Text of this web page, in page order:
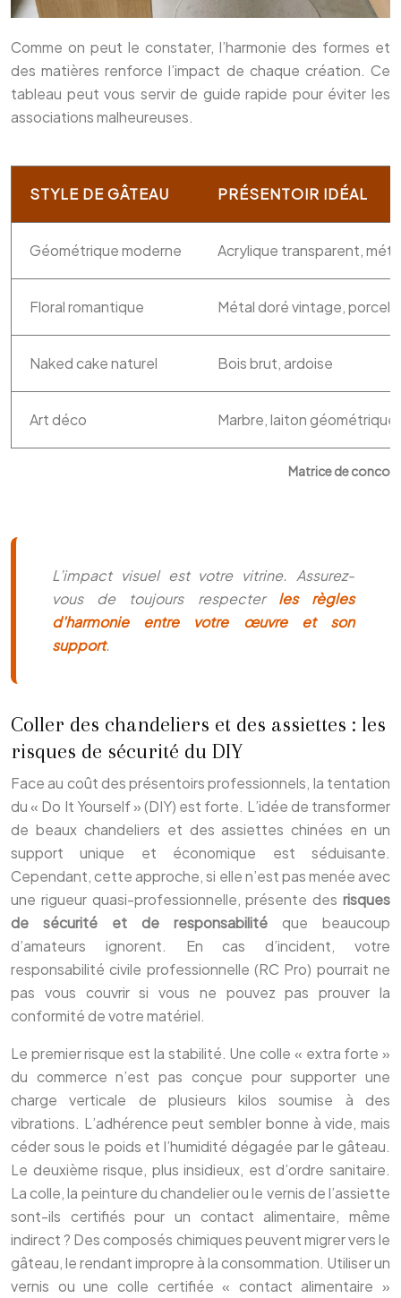
Comme on peut le constater, l’harmonie des formes et
des matières renforce l’impact de chaque création. Ce
tableau peut vous servir de guide rapide pour éviter les
associations malheureuses.
Matrice de
STYLE DE GÂTEAU PRÉSENTOIR IDÉAL
Géométrique moderne Acrylique transparent,
Floral romantique Métal doré vintage,
Naked cake naturel Bois brut, ardoise
Art déco Marbre, laiton géométrique
L’impact visuel est votre vitrine. Assurez-
vous de toujours respecter les règles
d'harmonie entre votre œuvre et son
support.
Coller des chandeliers et des assiettes : les
risques de sécurité du DIY
Face au coût des présentoirs professionnels, la tentation
du « Do It Yourself » (DIY) est forte. L’idée de transformer
de beaux chandeliers et des assiettes chinées en un
support unique et économique est séduisante.
Cependant, cette approche, si elle n’est pas menée avec
une rigueur quasi-professionnelle, présente des risques
de sécurité et de responsabilité que beaucoup
d’amateurs ignorent. En cas d’incident, votre
responsabilité civile professionnelle (RC Pro) pourrait ne
pas vous couvrir si vous ne pouvez pas prouver la
conformité de votre matériel.
Le premier risque est la stabilité. Une colle « extra forte »
du commerce n’est pas conçue pour supporter une
charge verticale de plusieurs kilos soumise à des
vibrations. L’adhérence peut sembler bonne à vide, mais
céder sous le poids et l’humidité dégagée par le gâteau.
Le deuxième risque, plus insidieux, est d’ordre sanitaire.
La colle, la peinture du chandelier ou le vernis de l’assiette
sont-ils certifiés pour un contact alimentaire, même
indirect ? Des composés chimiques peuvent migrer vers le
gâteau, le rendant impropre à la consommation. Utiliser un
vernis ou une colle certifiée « contact alimentaire »